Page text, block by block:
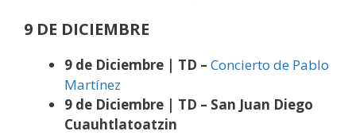
9 DE DICIEMBRE
9 de Diciembre | TD – Concierto de Pablo
Martínez
9 de Diciembre | TD – San Juan Diego
Cuauhtlatoatzin